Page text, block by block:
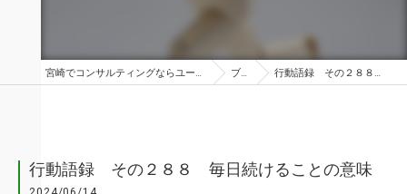
宮崎でコンサルティングならユーアンドミークリエイト株式会社 ブログ 行動語録 その２８８ 毎日続けることの意味
行動語録 その２８８ 毎日続けることの意味